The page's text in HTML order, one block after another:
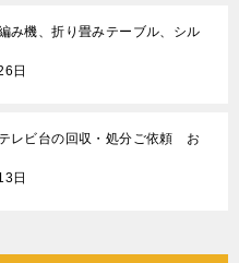
み機、折り畳みテーブル、シル
日
テレビ台の回収・処分ご依頼 お
日